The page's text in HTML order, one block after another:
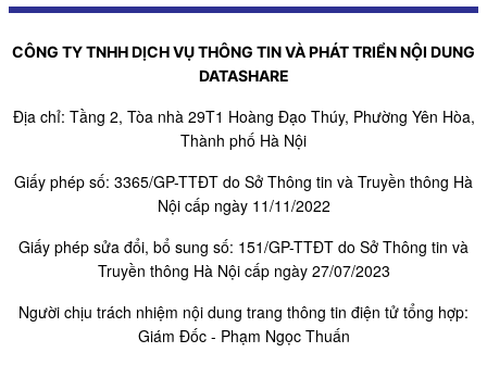
CÔNG TY TNHH DỊCH VỤ THÔNG TIN VÀ PHÁT TRIỂN NỘI DUNG
DATASHARE
Địa chỉ: Tầng 2, Tòa nhà 29T1 Hoàng Đạo Thúy, Phường Yên Hòa,
Thành phố Hà Nội
Giấy phép số: 3365/GP-TTĐT do Sở Thông tin và Truyền thông Hà
Nội cấp ngày 11/11/2022
Giấy phép sửa đổi, bổ sung số: 151/GP-TTĐT do Sở Thông tin và
Truyền thông Hà Nội cấp ngày 27/07/2023
Người chịu trách nhiệm nội dung trang thông tin điện tử tổng hợp:
Giám Đốc - Phạm Ngọc Thuấn